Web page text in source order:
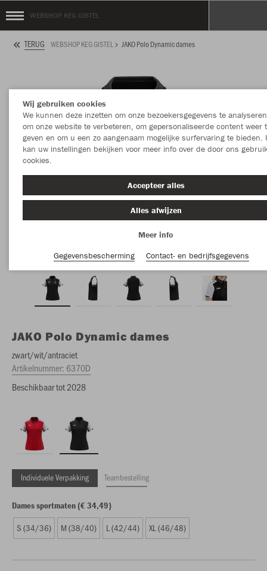
WEBSHOP KEG GISTEL
TERUG WEBSHOP KEG GISTEL JAKO Polo Dynamic dames
JAKO Polo Dynamic dames
zwart/wit/antraciet
Artikelnummer: 6370D
Beschikbaar tot 2028
Individuele Verpakking Teambestelling
Dames sportmaten (€ 34,49)
S (34/36) M (38/40) L (42/44) XL (46/48)
Wij gebruiken cookies
We kunnen deze inzetten om onze bezoekersgegevens te
om onze website te verbeteren, om gepersonaliseerde content weer
geven en om u een zo aangenaam mogelijke surfervaring te bieden.
kan uw instellingen bekijken voor meer info over de door ons
cookies.
Accepteer alles
Alles afwijzen
Meer info
Gegevensbescherming
Contact- en bedrijfsgegevens